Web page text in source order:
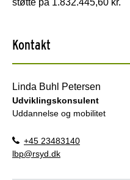
Kontakt
Linda Buhl Petersen
Udviklingskonsulent
Uddannelse og mobilitet
+45 23483140
lbp@rsyd.dk